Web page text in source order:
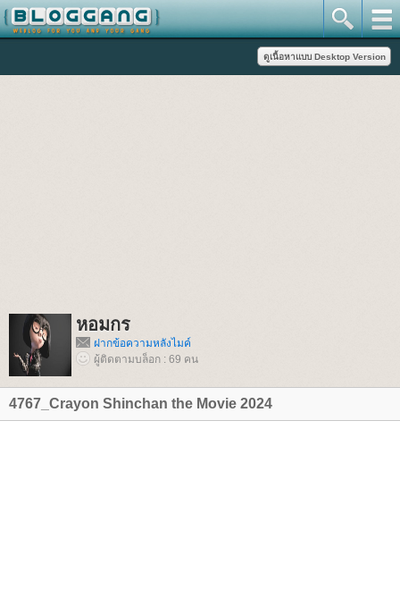
หอมกร
ฝากข้อความหลังไมค์
ผู้ติดตามบล็อก : 69 คน
4767_Crayon Shinchan the Movie 2024